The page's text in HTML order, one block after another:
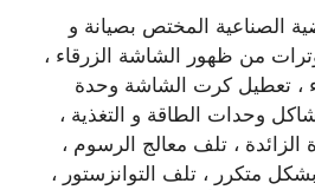
الصناعية المختص بصيانة و
من ظهور الشاشة الزرقاء ،
، تعطيل كرت الشاشة وحدة
وحدات الطاقة و التغذية ،
، تلف معالج الرسوم ،
متكرر ، تلف التوانزستور ،